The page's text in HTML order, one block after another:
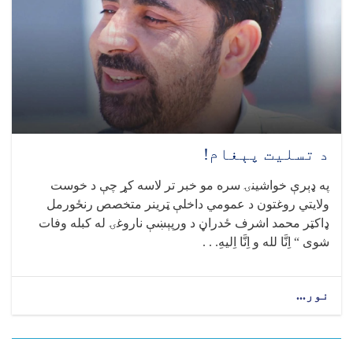
یو
شمېر
مهمو
فعالیتونو
لنډیز
د تسلیت پېغام!
په ډېرې خواشینۍ سره مو خبر تر لاسه کړ چې د خوست
ولایتي روغتون د عمومي داخلې ټرینر متخصص رنځورمل
ډاکټر محمد اشرف ځدراڼ د ورپېښې ناروغۍ له کبله وفات
شوی “ اِنَّا لله و اِنَّا اِلیهِ. . .
نور...